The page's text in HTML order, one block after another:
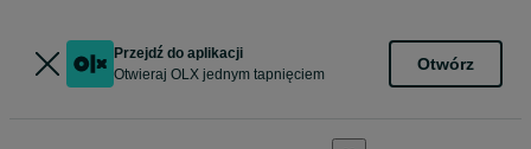
Przejdź do aplikacji
Otwieraj OLX jednym tapnięciem
Otwórz